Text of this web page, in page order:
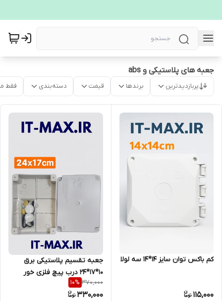
جعبه های پلاستیکی و abs
پربازدیدترین برندها قیمت دسته‌بندی فقط
کم باکس توان سایز 14*14 سه لولا
115,000
جعبه تقسیم پلاستیکی برق
10*17*24 درب پیچ فلزی خور
370,000
10%
330,000